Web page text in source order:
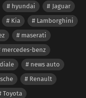
hyundai
Jaguar
Kia
Lamborghini
maserati
mercedes-benz
news auto
Renault
Toyota